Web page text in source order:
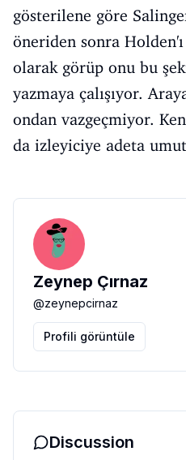
gösterilene göre
öneriden sonra Holden'ı
olarak görüp onu bu
yazmaya çalışıyor.
ondan vazgeçmiyor.
da izleyiciye adeta
Zeynep Çırnaz
@zeynepcirnaz
Profili görüntüle
Discussion